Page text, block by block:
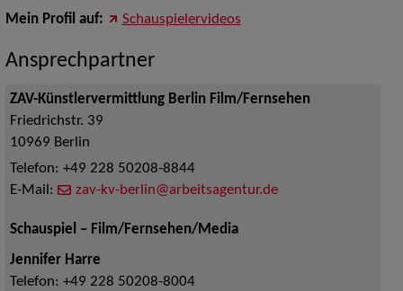
Mein Profil auf: Schauspielervideos
Ansprechpartner
ZAV-Künstlervermittlung Berlin Film/Fernsehen
Friedrichstr. 39
10969 Berlin
Telefon: +49 228 50208-8844
E-Mail:
zav-kv-berlin@arbeitsagentur.de
Schauspiel – Film/Fernsehen/Media
Jennifer Harre
Telefon: +49 228 50208-8004